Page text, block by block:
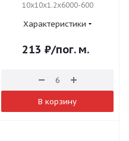
10x10x1.2x6000-600
Характеристики
213 ₽/пог. м.
В корзину